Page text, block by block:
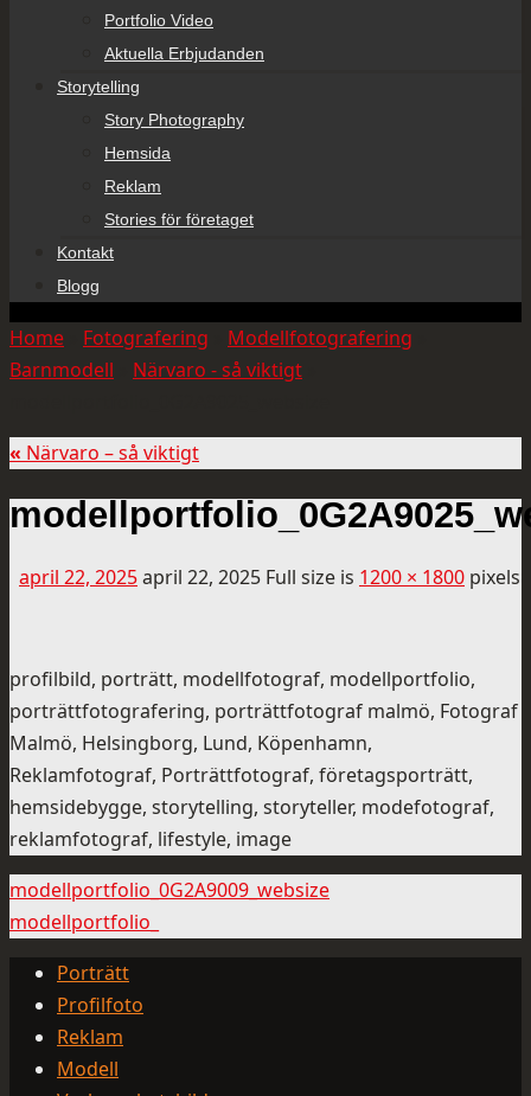
Portfolio Video
Aktuella Erbjudanden
Storytelling
Story Photography
Hemsida
Reklam
Stories för företaget
Kontakt
Blogg
Home Fotografering Modellfotografering
Barnmodell
Närvaro - så viktigt
« Närvaro – så viktigt
april 22, 2025april 22, 2025 Full size is 1200 × 1800 pixels
profilbild, porträtt, modellfotograf, modellportfolio,
porträttfotografering, porträttfotograf malmö, Fotograf
Malmö, Helsingborg, Lund, Köpenhamn,
Reklamfotograf, Porträttfotograf, företagsporträtt,
hemsidebygge, storytelling, storyteller, modefotograf,
reklamfotograf, lifestyle, image
modellportfolio_0G2A9009_websize
modellportfolio_
Porträtt
Profilfoto
Reklam
Modell